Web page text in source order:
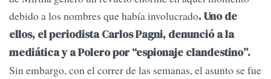
debido a los nombres que había involucrado. Uno de
ellos, el periodista Carlos Pagni, denunció a la
mediática y a Polero por “espionaje clandestino”.
Sin embargo, con el correr de las semanas, el asunto se fue